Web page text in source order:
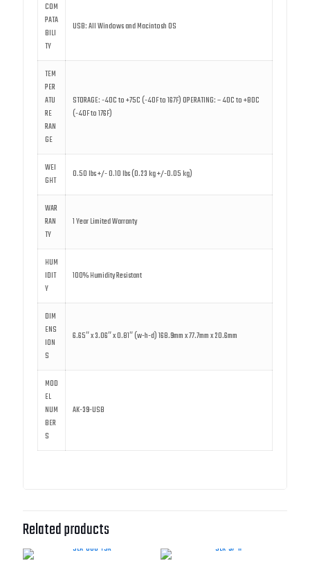
COM
PATA
BILI
TY
USB: All Windows and Macintosh OS
TEM
PER
ATU
RE
RAN
GE
STORAGE: -40C to +75C (-40F to 167F) OPERATING: – 40C to +80C
(-40F to 176F)
WEI
GHT
0.50 lbs +/- 0.10 lbs (0.23 kg +/-0.05 kg)
WAR
RAN
TY
1 Year Limited Warranty
HUM
IDIT
Y
100% Humidity Resistant
DIM
ENS
ION
S
6.65″ x 3.06″ x 0.81″ (w-h-d) 168.9mm x 77.7mm x 20.6mm
MOD
EL
NUM
BER
S
AK-39-USB
Related products